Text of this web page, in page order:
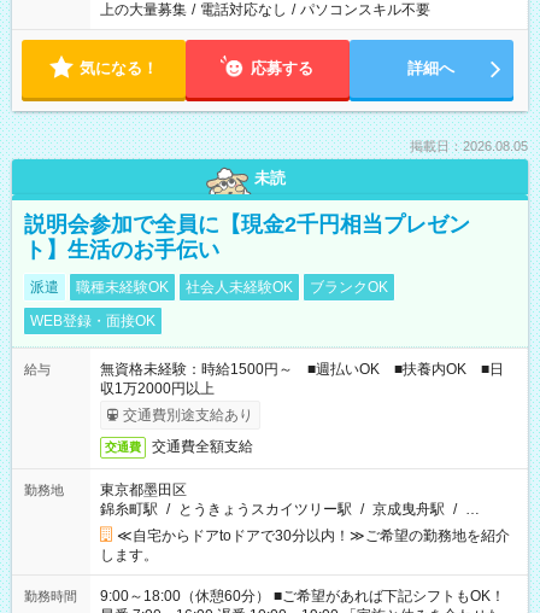
上の大量募集 / 電話対応なし / パソコンスキル不要
気になる！ 応募する 詳細へ
掲載日：2026.08.05
未読
説明会参加で全員に【現金2千円相当プレゼン
ト】生活のお手伝い
派遣 職種未経験OK 社会人未経験OK
ブランクOK
WEB登録・面接OK
給与
無資格未経験：時給1500円～ ■週払いOK ■扶養内OK ■日
収1万2000円以上
交通費別途支給あり
交通費 交通費全額支給
勤務地
東京都墨田区
錦糸町駅 / とうきょうスカイツリー駅 / 京成曳舟駅 / …
≪自宅からドアtoドアで30分以内！≫ご希望の勤務地を紹介
します。
勤務時間
9:00～18:00（休憩60分） ■ご希望があれば下記シフトもOK！